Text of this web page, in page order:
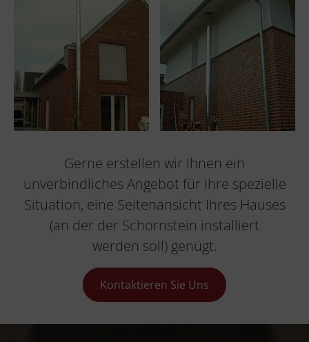
Gerne erstellen wir Ihnen ein
unverbindliches Angebot für Ihre spezielle
Situation, eine Seitenansicht Ihres Hauses
(an der der Schornstein installiert
werden soll) genügt.
Kontaktieren Sie Uns